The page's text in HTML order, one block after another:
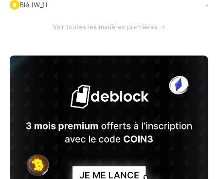
Blé (W_1)
Voir toutes les matières premières →